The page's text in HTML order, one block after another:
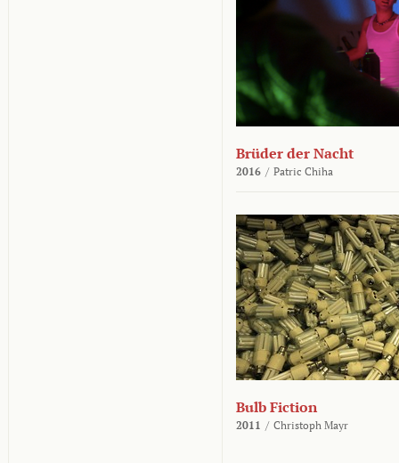
Brüder der Nacht
2016 / Patric Chiha
Bulb Fiction
2011 / Christoph Mayr